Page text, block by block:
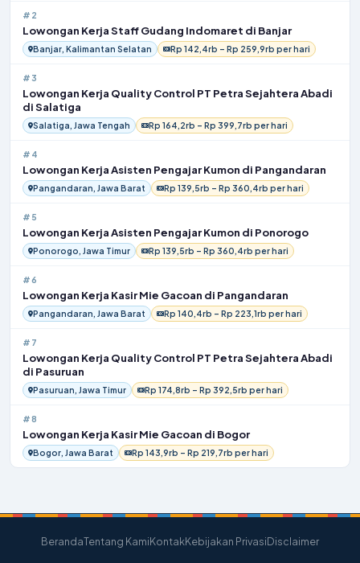
#2
Lowongan Kerja Staff Gudang Indomaret di Banjar
Banjar, Kalimantan Selatan Rp 142,4rb – Rp 259,9rb per hari
#3
Lowongan Kerja Quality Control PT Petra Sejahtera Abadi
di Salatiga
Salatiga, Jawa Tengah Rp 164,2rb – Rp 399,7rb per hari
#4
Lowongan Kerja Asisten Pengajar Kumon di Pangandaran
Pangandaran, Jawa Barat Rp 139,5rb – Rp 360,4rb per hari
#5
Lowongan Kerja Asisten Pengajar Kumon di Ponorogo
Ponorogo, Jawa Timur Rp 139,5rb – Rp 360,4rb per hari
#6
Lowongan Kerja Kasir Mie Gacoan di Pangandaran
Pangandaran, Jawa Barat Rp 140,4rb – Rp 223,1rb per hari
#7
Lowongan Kerja Quality Control PT Petra Sejahtera Abadi
di Pasuruan
Pasuruan, Jawa Timur Rp 174,8rb – Rp 392,5rb per hari
#8
Lowongan Kerja Kasir Mie Gacoan di Bogor
Bogor, Jawa Barat Rp 143,9rb – Rp 219,7rb per hari
BerandaTentang KamiKontakKebijakan PrivasiDisclaimer